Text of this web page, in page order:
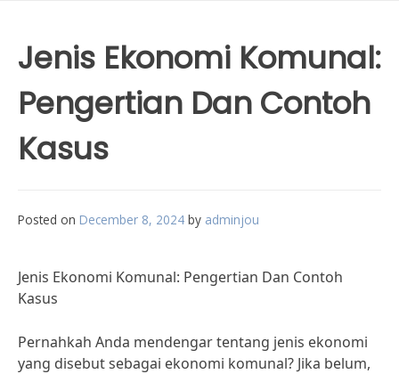
Jenis Ekonomi Komunal:
Pengertian Dan Contoh
Kasus
Posted on December 8, 2024 by adminjou
Jenis Ekonomi Komunal: Pengertian Dan Contoh
Kasus
Pernahkah Anda mendengar tentang jenis ekonomi
yang disebut sebagai ekonomi komunal? Jika belum,